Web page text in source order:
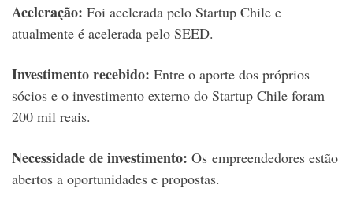
Aceleração: Foi acelerada pelo Startup Chile e
atualmente é acelerada pelo SEED.
Investimento recebido: Entre o aporte dos próprios
sócios e o investimento externo do Startup Chile foram
200 mil reais.
Necessidade de investimento: Os empreendedores estão
abertos a oportunidades e propostas.